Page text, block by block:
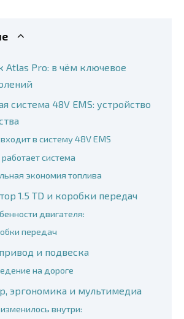
Atlas Pro: в чём ключевое
система 48V EMS: устройство
в систему 48V EMS
система
экономия топлива
1.5 TD и коробки передач
двигателя:
передач
и подвеска
на дороге
эргономика и мультимедиа
внутри: